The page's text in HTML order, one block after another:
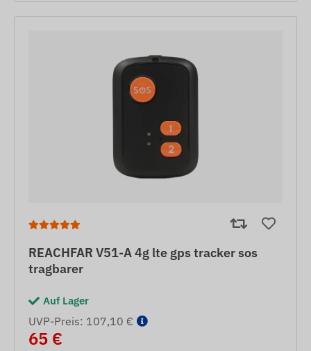
REACHFAR V51-A 4g lte gps tracker sos
tragbarer
Auf Lager
UVP-Preis: 107,10 €
65 €